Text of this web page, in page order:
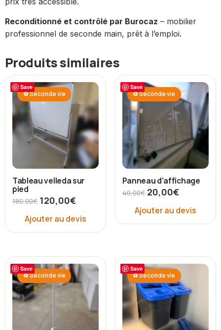
Reconditionné et contrôlé par Burocaz – mobilier
professionnel de seconde main, prêt à l’emploi.
Produits similaires
Save
♻ Seconde vie
Tableau velleda sur
pied
180,00€ 120,00€
Ajouter au devis
Save
♻ Seconde vie
Panneau d’affichage
40,00€ 20,00€
Ajouter au devis
Save
♻ Seconde vie
Save
♻ Seconde vie